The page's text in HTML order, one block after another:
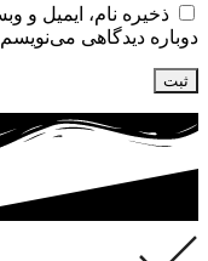
ذخیره نام، ایمیل و
دوباره دیدگاهی